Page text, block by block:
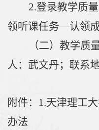
2.登录教学质
领听课任务—认领
（二）教学质
人： 武文丹； 联系
附件： 1.天津理工
办法